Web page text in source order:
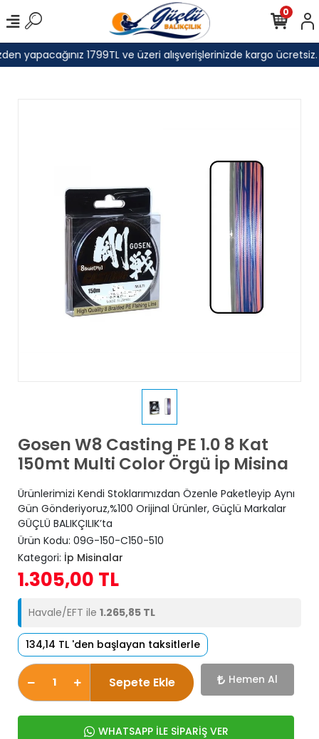
yapacağınız 1799TL ve üzeri alışverişlerinizde kargo ücretsiz.
0
Gosen W8 Casting PE 1.0 8 Kat
150mt Multi Color Örgü İp Misina
Ürünlerimizi Kendi Stoklarımızdan Özenle Paketleyip Aynı
Gün Gönderiyoruz,%100 Orijinal Ürünler, Güçlü Markalar
GÜÇLÜ BALIKÇILIK’ta
Ürün Kodu: 09G-150-C150-510
Kategori: İp Misinalar
1.305,00 TL
Havale/EFT ile 1.265,85 TL
134,14 TL 'den başlayan taksitlerle
Sepete Ekle Hemen Al
WHATSAPP İLE SİPARİŞ VER